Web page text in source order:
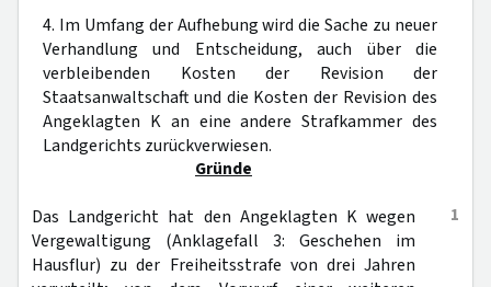
4. Im Umfang der Aufhebung wird die Sache zu neuer
Verhandlung und Entscheidung, auch über die
verbleibenden Kosten der Revision der
Staatsanwaltschaft und die Kosten der Revision des
Angeklagten K an eine andere Strafkammer des
Landgerichts zurückverwiesen.
Gründe
1
Das Landgericht hat den Angeklagten K wegen
Vergewaltigung (Anklagefall 3: Geschehen im
Hausflur) zu der Freiheitsstrafe von drei Jahren